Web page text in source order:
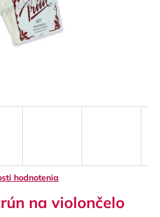
hodnotenia
na violončelo